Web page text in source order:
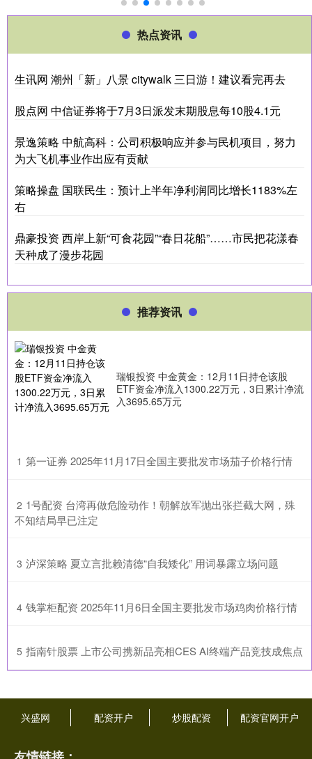
热点资讯
生讯网 潮州「新」八景 citywalk 三日游！建议看完再去
股点网 中信证券将于7月3日派发末期股息每10股4.1元
景逸策略 中航高科：公司积极响应并参与民机项目，努力
为大飞机事业作出应有贡献
策略操盘 国联民生：预计上半年净利润同比增长1183%左
右
鼎豪投资 西岸上新“可食花园”“春日花船”……市民把花漾春
天种成了漫步花园
推荐资讯
瑞银投资 中金黄金：12月11日持仓该股
ETF资金净流入1300.22万元，3日累计净流
入3695.65万元
1 ​第一证券 2025年11月17日全国主要批发市场茄子价格行情
2 ​1号配资 台湾再做危险动作！朝解放军抛出张拦截大网，殊
不知结局早已注定
3 ​泸深策略 夏立言批赖清德“自我矮化” 用词暴露立场问题
4 ​钱掌柜配资 2025年11月6日全国主要批发市场鸡肉价格行情
5 ​指南针股票 上市公司携新品亮相CES AI终端产品竞技成焦点
兴盛网 配资开户 炒股配资 配资官网开户